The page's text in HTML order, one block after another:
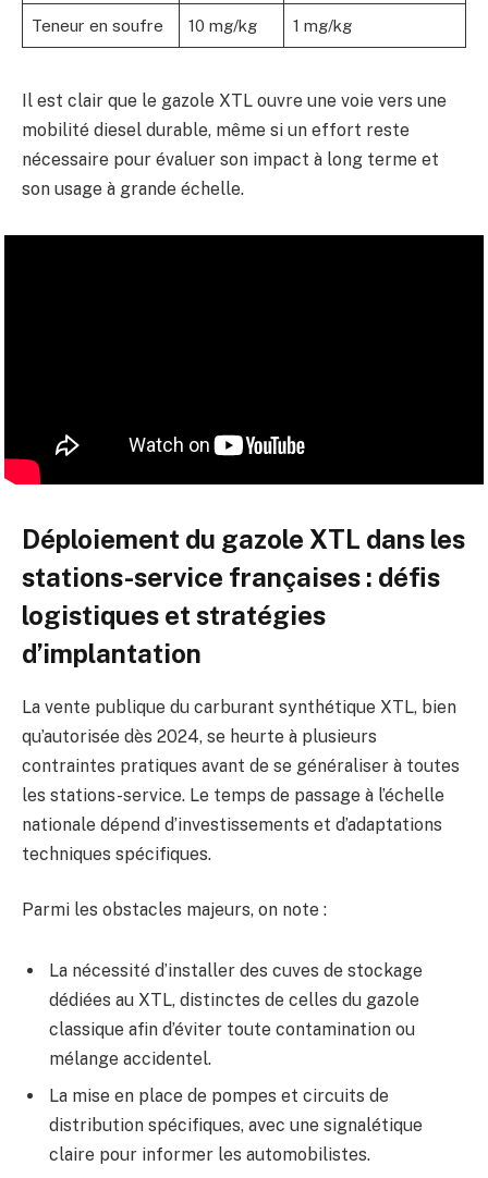
Teneur en soufre 10 mg/kg 1 mg/kg
Il est clair que le gazole XTL ouvre une voie vers une
mobilité diesel durable, même si un effort reste
nécessaire pour évaluer son impact à long terme et
son usage à grande échelle.
Déploiement du gazole XTL dans les
stations-service françaises : défis
logistiques et stratégies
d’implantation
La vente publique du carburant synthétique XTL, bien
qu’autorisée dès 2024, se heurte à plusieurs
contraintes pratiques avant de se généraliser à toutes
les stations-service. Le temps de passage à l’échelle
nationale dépend d’investissements et d’adaptations
techniques spécifiques.
Parmi les obstacles majeurs, on note :
La nécessité d’installer des cuves de stockage
dédiées au XTL, distinctes de celles du gazole
classique afin d’éviter toute contamination ou
mélange accidentel.
La mise en place de pompes et circuits de
distribution spécifiques, avec une signalétique
claire pour informer les automobilistes.